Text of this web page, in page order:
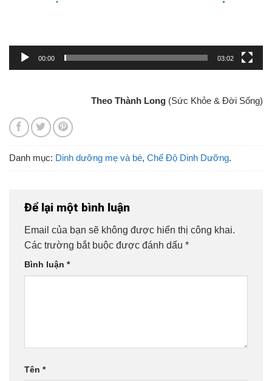
00:00 03:02
Theo Thành Long (Sức Khỏe & Đời Sống)
Danh mục: Dinh dưỡng mẹ và bé, Chế Độ Dinh Dưỡng.
Để lại một bình luận
Email của bạn sẽ không được hiển thị công khai.
Các trường bắt buộc được đánh dấu *
Bình luận *
Tên *